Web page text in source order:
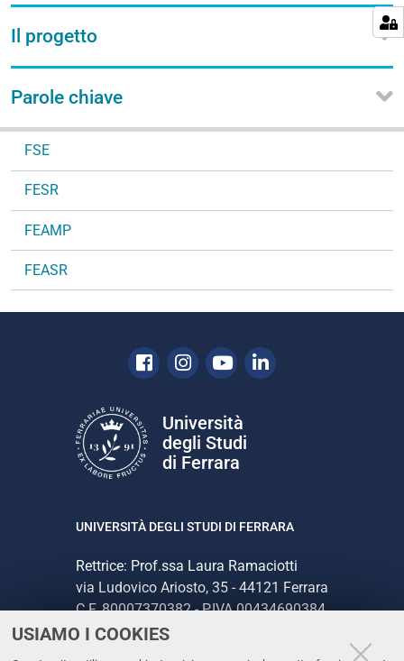
USIAMO I COOKIES
Il progetto
Parole chiave
a
i
o
FSE
FESR
FEAMP
FEASR
Facebook
Instagram
YoutubeLinkedin
Università
degli Studi
di Ferrara
UNIVERSITÀ DEGLI STUDI DI FERRARA
Rettrice: Prof.ssa Laura Ramaciotti
via Ludovico Ariosto, 35 - 44121 Ferrara
C.F. 80007370382 - P.IVA 00434690384